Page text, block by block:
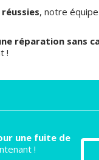
, notre
réparation sans
!
une fuite de
!